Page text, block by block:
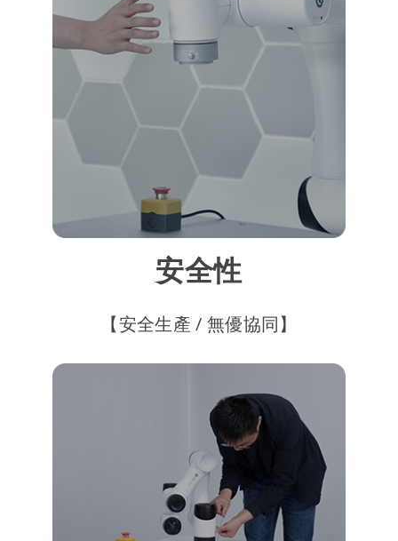
安全性
【安全生產 / 無優協同】